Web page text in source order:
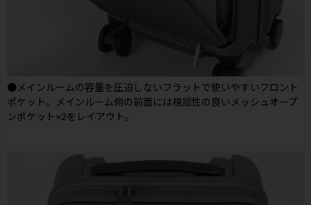
●メインルームの容量を圧迫しないフラットで使いやすいフロント
ポケット。メインルーム側の前面には視認性の良いメッシュオープ
ンポケット×2をレイアウト。